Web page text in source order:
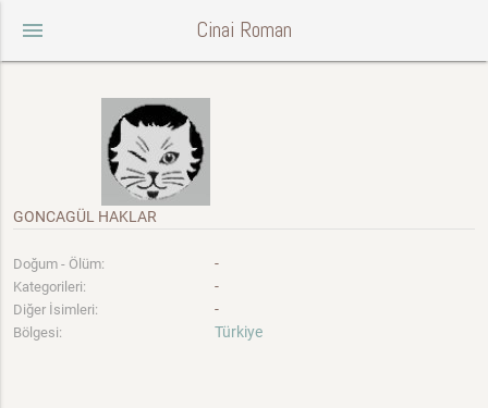
menu Cinai Roman
GONCAGÜL HAKLAR
Doğum - Ölüm: -
Kategorileri: -
Diğer İsimleri: -
Bölgesi: Türkiye